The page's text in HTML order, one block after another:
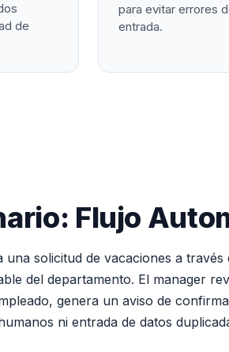
de
para evitar errores
entrada.
Flujo
una solicitud de vacaciones a
del departamento. El manager
genera un aviso de
ni entrada de datos